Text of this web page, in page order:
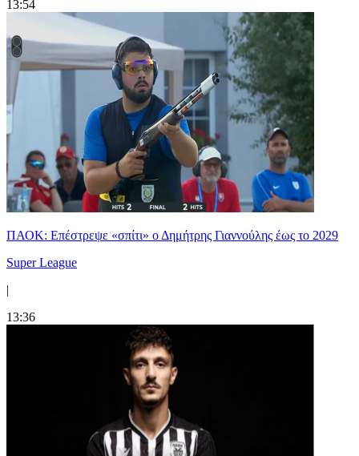
13:54
ΠΑΟΚ: Επέστρεψε «σπίτι» ο Δημήτρης Γιαννούλης έως το 2029
Super League
|
13:36